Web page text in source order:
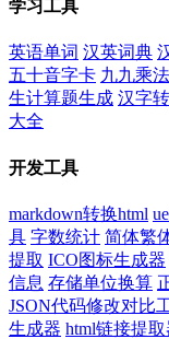
学习工具
英语单词 汉英词典
五十音字卡 九九乘
生计算题生成 汉字
大全
开发工具
markdown转换html
具 字数统计 简体繁
提取 ICO图标生成器
信息 存储单位换算
JSON代码修改对比
生成器 html链接提取